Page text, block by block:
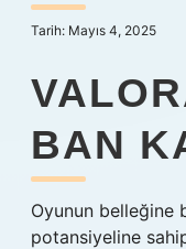
Yasal Uyarı
Tarih: Mayıs 4, 2025
BAN
Oyunun belleğine
potansiyeline